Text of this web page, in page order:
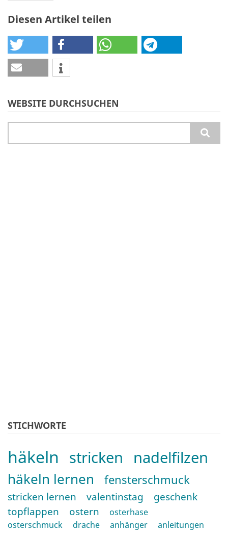
Buch
Was
ist
Stricken
Diesen Artikel teilen
WEBSITE DURCHSUCHEN
STICHWORTE
häkeln stricken nadelfilzen
häkeln lernen fensterschmuck
stricken lernen valentinstag
geschenk
topflappen
ostern
osterhase
osterschmuck
drache anhänger anleitungen